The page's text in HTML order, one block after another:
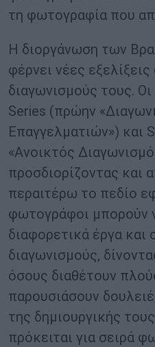
τη φωτογραφία που
Η διοργάνωση των
φέρνει νέες
διαγωνισμούς τους.
Series (πρώην
Επαγγελματιών») και
«Ανοικτός
προσδιορίζοντας και
περαιτέρω το πεδίο
φωτογράφοι μπορούν
διαφορετικά έργα και
διαγωνισμούς,
όσους διαθέτουν
παρουσιάσουν
της δημιουργικής
πρόκειται για σειρά